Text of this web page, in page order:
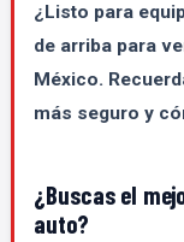
¿Listo para
de arriba para
México.
más seguro y
¿Buscas el
auto?